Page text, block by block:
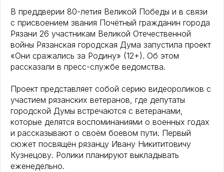
В преддверии 80-летия Великой Победы и в связи
с присвоением звания Почётный гражданин города
Рязани 26 участникам Великой Отечественной
войны Рязанская городская Дума запустила проект
«Они сражались за Родину» (12+). Об этом
рассказали в пресс-службе ведомства.
Проект представляет собой серию видеороликов с
участием рязанских ветеранов, где депутаты
городской Думы встречаются с ветеранами,
которые делятся воспоминаниями о военных годах
и рассказывают о своём боевом пути. Первый
сюжет посвящён рязанцу Ивану Никититовичу
Кузнецову. Ролики планируют выкладывать
еженедельно.